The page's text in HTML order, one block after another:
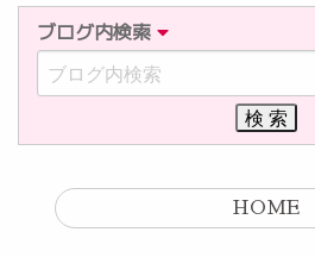
ブログ内検索
HOME